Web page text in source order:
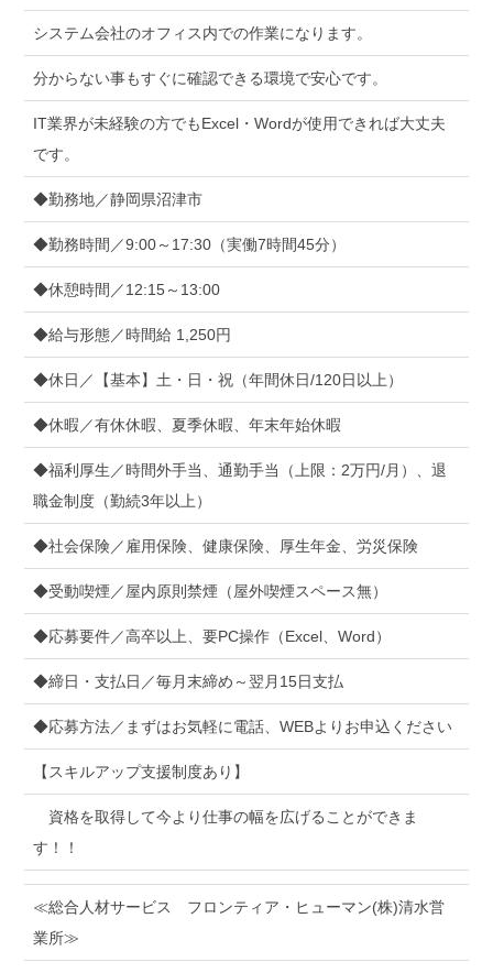
システム会社のオフィス内での作業になります。
分からない事もすぐに確認できる環境で安心です。
IT業界が未経験の方でもExcel・Wordが使用できれば大丈夫
です。
◆勤務地／静岡県沼津市
◆勤務時間／9:00～17:30（実働7時間45分）
◆休憩時間／12:15～13:00
◆給与形態／時間給 1,250円
◆休日／【基本】土・日・祝（年間休日/120日以上）
◆休暇／有休休暇、夏季休暇、年末年始休暇
◆福利厚生／時間外手当、通勤手当（上限：2万円/月）、退
職金制度（勤続3年以上）
◆社会保険／雇用保険、健康保険、厚生年金、労災保険
◆受動喫煙／屋内原則禁煙（屋外喫煙スペース無）
◆応募要件／高卒以上、要PC操作（Excel、Word）
◆締日・支払日／毎月末締め～翌月15日支払
◆応募方法／まずはお気軽に電話、WEBよりお申込ください
【スキルアップ支援制度あり】
資格を取得して今より仕事の幅を広げることができま
す！！
≪総合人材サービス フロンティア・ヒューマン(株)清水営
業所≫